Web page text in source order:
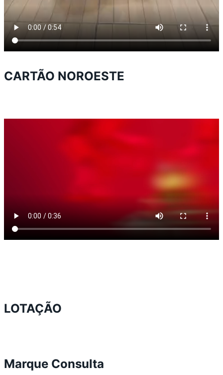
CARTÃO NOROESTE
LOTAÇÃO
Marque Consulta